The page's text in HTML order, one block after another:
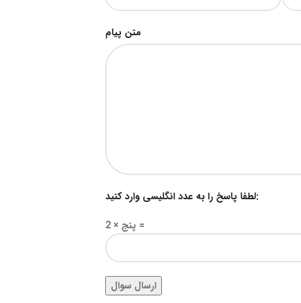
متن پیام
لطفا پاسخ را به عدد انگلیسی وارد کنید:
2 × پنج =